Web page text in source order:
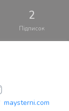
2
Підписок
maysterni.com